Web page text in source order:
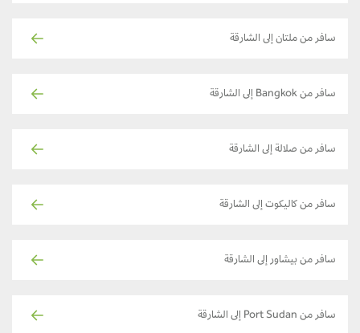
سافر من ملتان إلى الشارقة
سافر من Bangkok إلى الشارقة
سافر من صلالة إلى الشارقة
سافر من كاليكوت إلى الشارقة
سافر من بيشاور إلى الشارقة
سافر من Port Sudan إلى الشارقة